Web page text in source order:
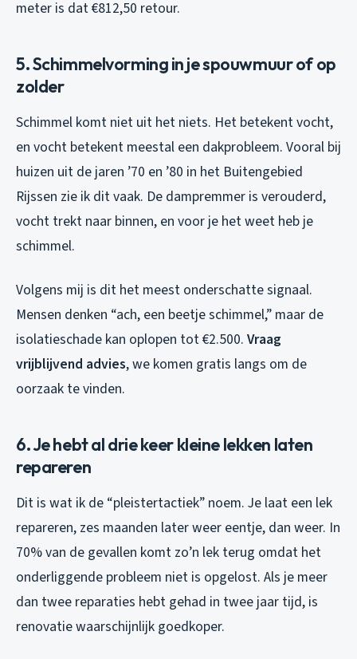
meter is dat €812,50 retour.
5. Schimmelvorming in je spouwmuur of op
zolder
Schimmel komt niet uit het niets. Het betekent vocht,
en vocht betekent meestal een dakprobleem. Vooral bij
huizen uit de jaren ’70 en ’80 in het Buitengebied
Rijssen zie ik dit vaak. De dampremmer is verouderd,
vocht trekt naar binnen, en voor je het weet heb je
schimmel.
Volgens mij is dit het meest onderschatte signaal.
Mensen denken “ach, een beetje schimmel,” maar de
isolatieschade kan oplopen tot €2.500. Vraag
vrijblijvend advies, we komen gratis langs om de
oorzaak te vinden.
6. Je hebt al drie keer kleine lekken laten
repareren
Dit is wat ik de “pleistertactiek” noem. Je laat een lek
repareren, zes maanden later weer eentje, dan weer. In
70% van de gevallen komt zo’n lek terug omdat het
onderliggende probleem niet is opgelost. Als je meer
dan twee reparaties hebt gehad in twee jaar tijd, is
renovatie waarschijnlijk goedkoper.